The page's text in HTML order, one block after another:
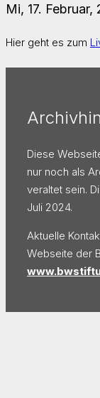
Mi, 17. Februar,
Hier geht es zum
Diese
nur noch als
veraltet sein.
Juli 2024.
Aktuelle
Webseite der